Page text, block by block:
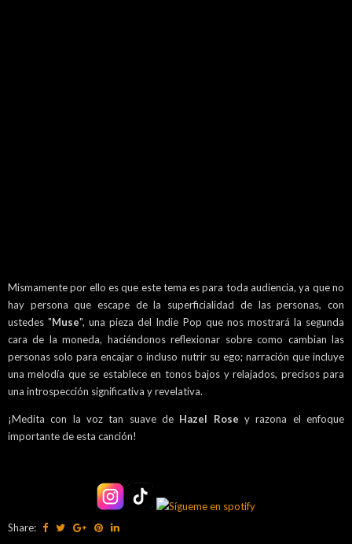
Mismamente por ello es que este tema es para toda audiencia, ya que no
hay persona que escape de la superficialidad de las personas, con
ustedes "Muse", una pieza del Indie Pop que nos mostrará la segunda
cara de la moneda, haciéndonos reflexionar sobre como cambian las
personas solo para encajar o incluso nutrir su ego; narración que incluye
una melodía que se establece en tonos bajos y relajados, precisos para
una introspección significativa y revelativa.
¡Medita con la voz tan suave de Hazel Rose y razona el enfoque
importante de esta canción!
Share: